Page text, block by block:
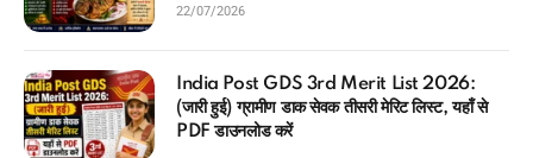
22/07/2026
India Post GDS 3rd Merit List 2026:
(जारी हुई) ग्रामीण डाक सेवक तीसरी मेरिट लिस्ट, यहाँ से
PDF डाउनलोड करें